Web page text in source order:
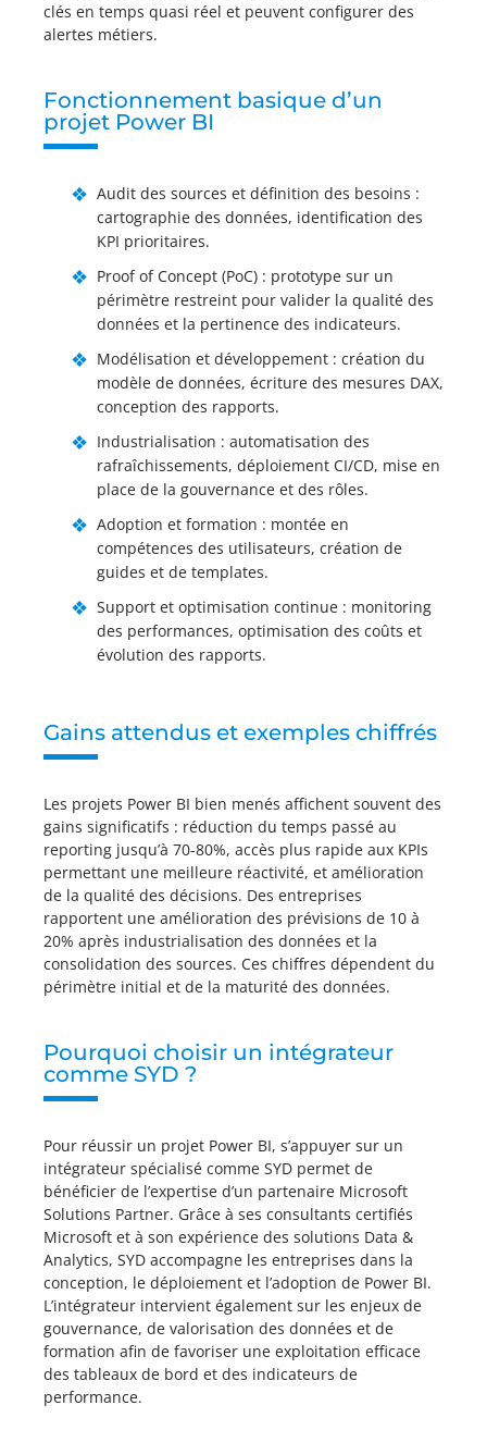
clés en temps quasi réel et peuvent configurer des
alertes métiers.
Fonctionnement basique d’un
projet Power BI
Audit des sources et définition des besoins :
cartographie des données, identification des
KPI prioritaires.
Proof of Concept (PoC) : prototype sur un
périmètre restreint pour valider la qualité des
données et la pertinence des indicateurs.
Modélisation et développement : création du
modèle de données, écriture des mesures DAX,
conception des rapports.
Industrialisation : automatisation des
rafraîchissements, déploiement CI/CD, mise en
place de la gouvernance et des rôles.
Adoption et formation : montée en
compétences des utilisateurs, création de
guides et de templates.
Support et optimisation continue : monitoring
des performances, optimisation des coûts et
évolution des rapports.
Gains attendus et exemples chiffrés
Les projets Power BI bien menés affichent souvent des
gains significatifs : réduction du temps passé au
reporting jusqu’à 70-80%, accès plus rapide aux KPIs
permettant une meilleure réactivité, et amélioration
de la qualité des décisions. Des entreprises
rapportent une amélioration des prévisions de 10 à
20% après industrialisation des données et la
consolidation des sources. Ces chiffres dépendent du
périmètre initial et de la maturité des données.
Pourquoi choisir un intégrateur
comme SYD ?
Pour réussir un projet Power BI, s’appuyer sur un
intégrateur spécialisé comme SYD permet de
bénéficier de l’expertise d’un partenaire Microsoft
Solutions Partner. Grâce à ses consultants certifiés
Microsoft et à son expérience des solutions Data &
Analytics, SYD accompagne les entreprises dans la
conception, le déploiement et l’adoption de Power BI.
L’intégrateur intervient également sur les enjeux de
gouvernance, de valorisation des données et de
formation afin de favoriser une exploitation efficace
des tableaux de bord et des indicateurs de
performance.